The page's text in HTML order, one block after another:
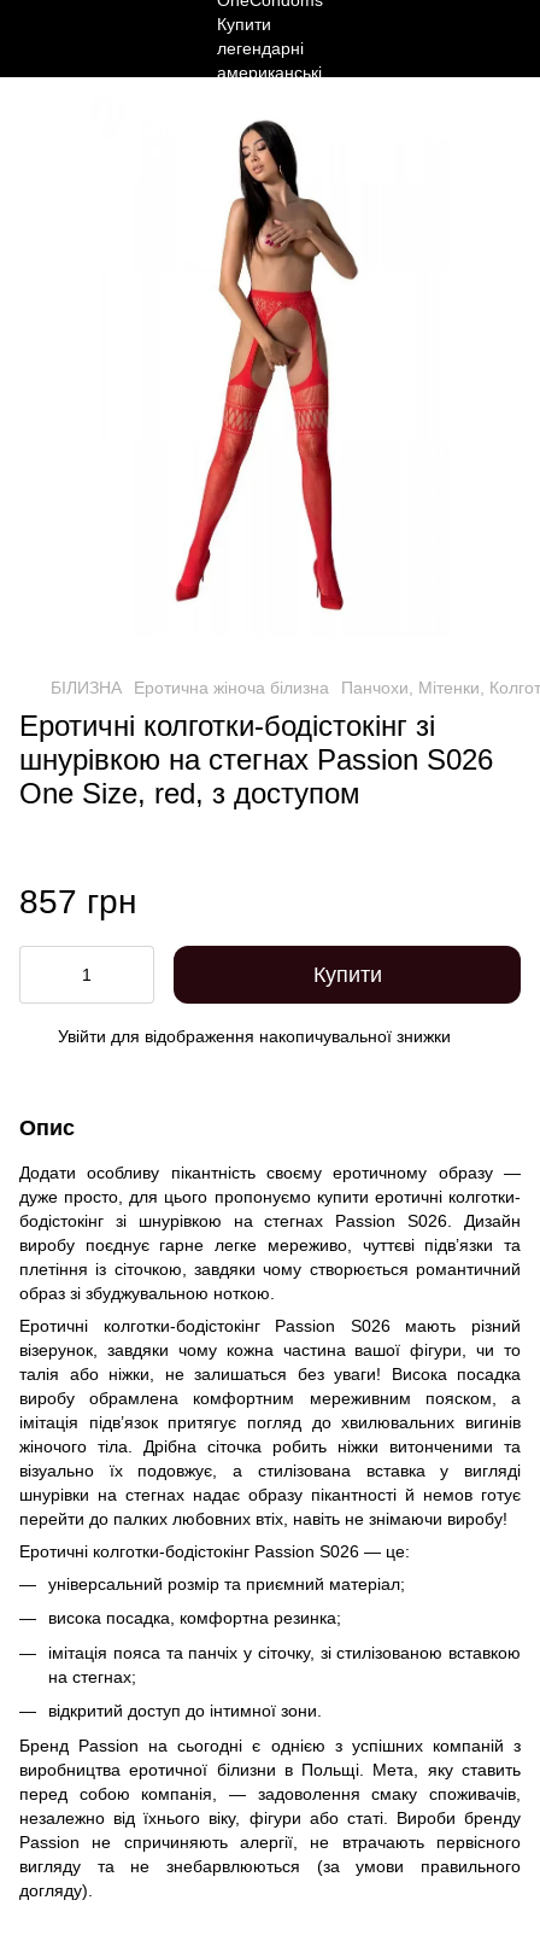
БІЛИЗНА Еротична жіноча білизна Панчохи, Мітенки,
Еротичні колготки-бодістокінг зі
шнурівкою на стегнах Passion S026
One Size, red, з доступом
857 грн
Купити
Увійти для відображення накопичувальної знижки
Опис
Додати особливу пікантність своєму еротичному образу —
дуже просто, для цього пропонуємо купити еротичні колготки-
бодістокінг зі шнурівкою на стегнах Passion S026. Дизайн
виробу поєднує гарне легке мереживо, чуттєві підв’язки та
плетіння із сіточкою, завдяки чому створюється романтичний
образ зі збуджувальною ноткою.
Еротичні колготки-бодістокінг Passion S026 мають різний
візерунок, завдяки чому кожна частина вашої фігури, чи то
талія або ніжки, не залишаться без уваги! Висока посадка
виробу обрамлена комфортним мереживним пояском, а
імітація підв’язок притягує погляд до хвилювальних вигинів
жіночого тіла. Дрібна сіточка робить ніжки витонченими та
візуально їх подовжує, а стилізована вставка у вигляді
шнурівки на стегнах надає образу пікантності й немов готує
перейти до палких любовних втіх, навіть не знімаючи виробу!
Еротичні колготки-бодістокінг Passion S026 — це:
універсальний розмір та приємний матеріал;
висока посадка, комфортна резинка;
імітація пояса та панчіх у сіточку, зі стилізованою вставкою
на стегнах;
відкритий доступ до інтимної зони.
Бренд Passion на сьогодні є однією з успішних компаній з
виробництва еротичної білизни в Польщі. Мета, яку ставить
перед собою компанія, — задоволення смаку споживачів,
незалежно від їхнього віку, фігури або статі. Вироби бренду
Passion не спричиняють алергії, не втрачають первісного
вигляду та не знебарвлюються (за умови правильного
догляду).